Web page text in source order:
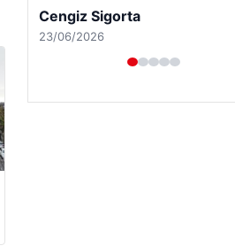
Hastaş Beton
26/05/2026